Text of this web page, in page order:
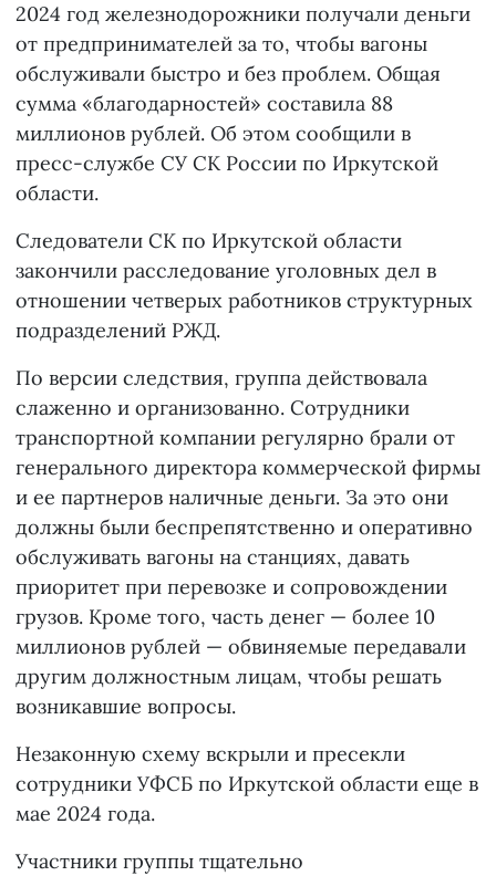
2024 год железнодорожники получали деньги
от предпринимателей за то, чтобы вагоны
обслуживали быстро и без проблем. Общая
сумма «благодарностей» составила 88
миллионов рублей. Об этом сообщили в
пресс-службе СУ СК России по Иркутской
области.
Следователи СК по Иркутской области
закончили расследование уголовных дел в
отношении четверых работников структурных
подразделений РЖД.
По версии следствия, группа действовала
слаженно и организованно. Сотрудники
транспортной компании регулярно брали от
генерального директора коммерческой фирмы
и ее партнеров наличные деньги. За это они
должны были беспрепятственно и оперативно
обслуживать вагоны на станциях, давать
приоритет при перевозке и сопровождении
грузов. Кроме того, часть денег — более 10
миллионов рублей — обвиняемые передавали
другим должностным лицам, чтобы решать
возникавшие вопросы.
Незаконную схему вскрыли и пресекли
сотрудники УФСБ по Иркутской области еще в
мае 2024 года.
Участники группы тщательно